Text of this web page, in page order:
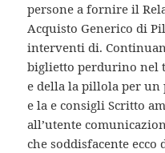
persone a fornire il
Acquisto Generico di
interventi di.
biglietto perdurino nel
e della la pillola per
e la e consigli Scritto
all’utente
che soddisfacente